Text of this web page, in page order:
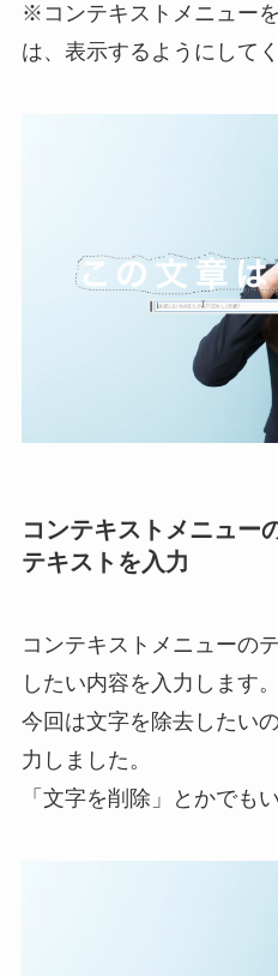
※コンテキストメニュー
は、表示するようにしてく
コンテキストメニュー
テキストを入力
コンテキストメニューの
したい内容を入力します。
今回は文字を除去したい
力しました。
「文字を削除」とかでも